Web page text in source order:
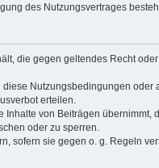
des Nutzungsvertrages
die gegen geltendes Recht
Nutzungsbedingungen
erteilen.
von Beiträgen
oder zu sperren.
sofern sie gegen o. g. Regeln